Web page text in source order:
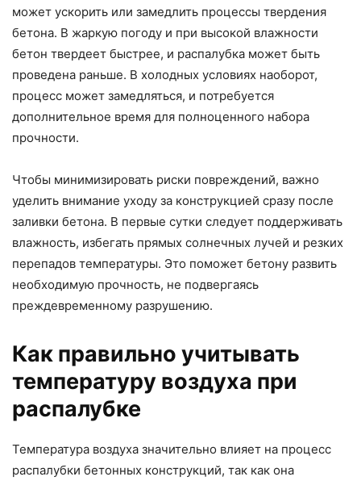
может ускорить или замедлить процессы твердения
бетона. В жаркую погоду и при высокой влажности
бетон твердеет быстрее, и распалубка может быть
проведена раньше. В холодных условиях наоборот,
процесс может замедляться, и потребуется
дополнительное время для полноценного набора
прочности.
Чтобы минимизировать риски повреждений, важно
уделить внимание уходу за конструкцией сразу после
заливки бетона. В первые сутки следует поддерживать
влажность, избегать прямых солнечных лучей и резких
перепадов температуры. Это поможет бетону развить
необходимую прочность, не подвергаясь
преждевременному разрушению.
Как правильно учитывать
температуру воздуха при
распалубке
Температура воздуха значительно влияет на процесс
распалубки бетонных конструкций, так как она